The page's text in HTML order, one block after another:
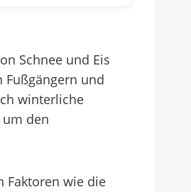
Schnee und Eis
Fußgängern und
winterliche
den
Faktoren wie die